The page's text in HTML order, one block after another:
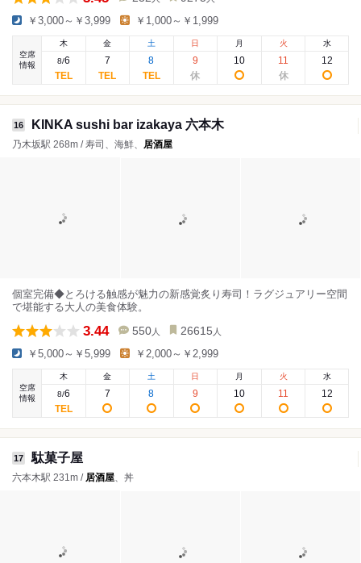
￥3,000～￥3,999 ￥1,000～￥1,999
空席
情報
木
8/6
金
7
土
8
日
9
月
10
火
11
水
12
16 KINKA sushi bar izakaya 六本木
乃木坂駅 268m / 寿司、海鮮、 居酒屋
個室完備◆とろける触感が魅力の新感覚炙り寿司！ラグジュアリー空間
で堪能する大人の美食体験。
3.44 550 人 26615 人
￥5,000～￥5,999 ￥2,000～￥2,999
空席
情報
木
8/6
金
7
土
8
日
9
月
10
火
11
水
12
17 駄菓子屋
六本木駅 231m / 居酒屋、丼